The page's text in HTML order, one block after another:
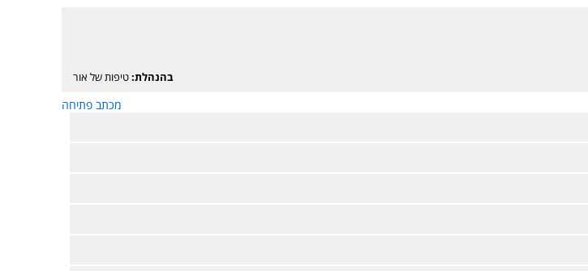
בהנהלת:טיפות של אור
מכתב פתיחה